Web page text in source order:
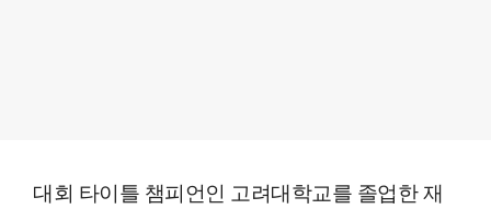
대회 타이틀 챔피언인 고려대학교를 졸업한 재